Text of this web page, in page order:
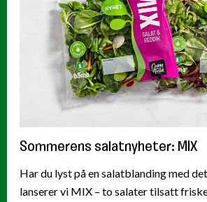
Sommerens salatnyheter: MIX
Har du lyst på en salatblanding med
lanserer vi MIX – to salater tilsatt